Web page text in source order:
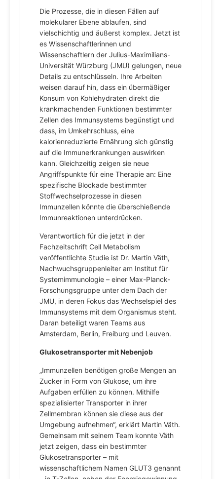
Die Prozesse, die in diesen Fällen auf
molekularer Ebene ablaufen, sind
vielschichtig und äußerst komplex. Jetzt ist
es Wissenschaftlerinnen und
Wissenschaftlern der Julius-Maximilians-
Universität Würzburg (JMU) gelungen, neue
Details zu entschlüsseln. Ihre Arbeiten
weisen darauf hin, dass ein übermäßiger
Konsum von Kohlehydraten direkt die
krankmachenden Funktionen bestimmter
Zellen des Immunsystems begünstigt und
dass, im Umkehrschluss, eine
kalorienreduzierte Ernährung sich günstig
auf die Immunerkrankungen auswirken
kann. Gleichzeitig zeigen sie neue
Angriffspunkte für eine Therapie an: Eine
spezifische Blockade bestimmter
Stoffwechselprozesse in diesen
Immunzellen könnte die überschießende
Immunreaktionen unterdrücken.
Verantwortlich für die jetzt in der
Fachzeitschrift Cell Metabolism
veröffentlichte Studie ist Dr. Martin Väth,
Nachwuchsgruppenleiter am Institut für
Systemimmunologie – einer Max-Planck-
Forschungsgruppe unter dem Dach der
JMU, in deren Fokus das Wechselspiel des
Immunsystems mit dem Organismus steht.
Daran beteiligt waren Teams aus
Amsterdam, Berlin, Freiburg und Leuven.
Glukosetransporter mit Nebenjob
„Immunzellen benötigen große Mengen an
Zucker in Form von Glukose, um ihre
Aufgaben erfüllen zu können. Mithilfe
spezialisierter Transporter in ihrer
Zellmembran können sie diese aus der
Umgebung aufnehmen“, erklärt Martin Väth.
Gemeinsam mit seinem Team konnte Väth
jetzt zeigen, dass ein bestimmter
Glukosetransporter – mit
wissenschaftlichem Namen GLUT3 genannt